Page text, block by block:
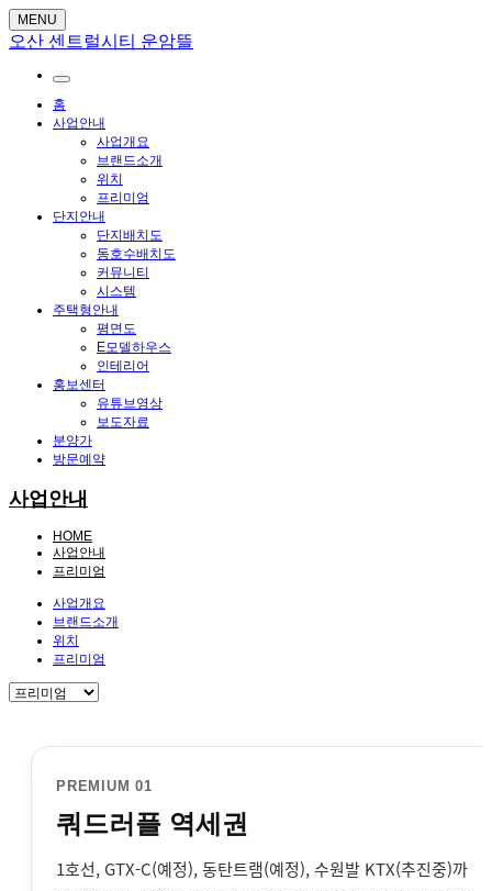
MENU
오산 센트럴시티 운암뜰
홈
사업안내
사업개요
브랜드소개
위치
프리미엄
단지안내
단지배치도
동호수배치도
커뮤니티
시스템
주택형안내
평면도
E모델하우스
인테리어
홍보센터
유튜브영상
보도자료
분양가
방문예약
사업안내
HOME
사업안내
프리미엄
사업개요
브랜드소개
위치
프리미엄
PREMIUM 01
쿼드러플 역세권
1호선, GTX-C(예정), 동탄트램(예정), 수원발 KTX(추진중)까